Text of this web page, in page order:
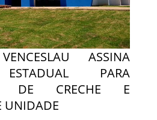
ASSINA
PARA
DE CRECHE E
UNIDADE